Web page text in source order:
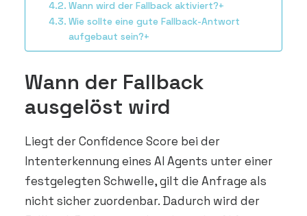
Wann wird der Fallback aktiviert?+
Wie sollte eine gute Fallback-Antwort
aufgebaut sein?+
Wann der Fallback
ausgelöst wird
Liegt der Confidence Score bei der
Intenterkennung eines AI Agents unter einer
festgelegten Schwelle, gilt die Anfrage als
nicht sicher zuordenbar. Dadurch wird der